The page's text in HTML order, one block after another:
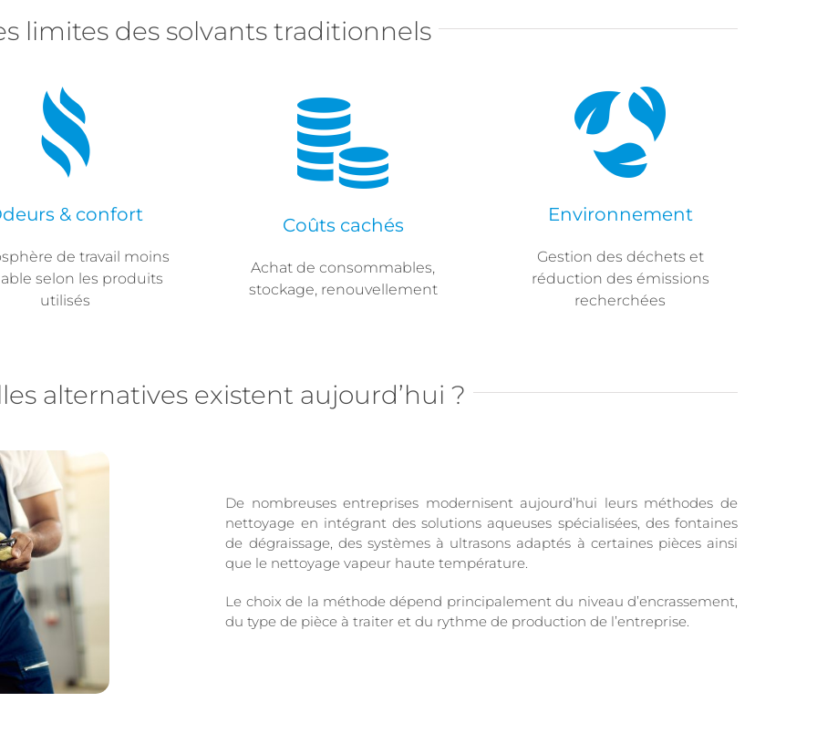
limites des solvants traditionnels
& confort
de travail moins
selon les produits
utilisés
Coûts cachés
Achat de consommables,
stockage, renouvellement
Environnement
Gestion des déchets et
réduction des émissions
recherchées
alternatives existent aujourd’hui ?
De nombreuses entreprises modernisent aujourd’hui leurs méthodes de
nettoyage en intégrant des solutions aqueuses spécialisées, des fontaines
de dégraissage, des systèmes à ultrasons adaptés à certaines pièces ainsi
que le nettoyage vapeur haute température.
Le choix de la méthode dépend principalement du niveau d’encrassement,
du type de pièce à traiter et du rythme de production de l’entreprise.